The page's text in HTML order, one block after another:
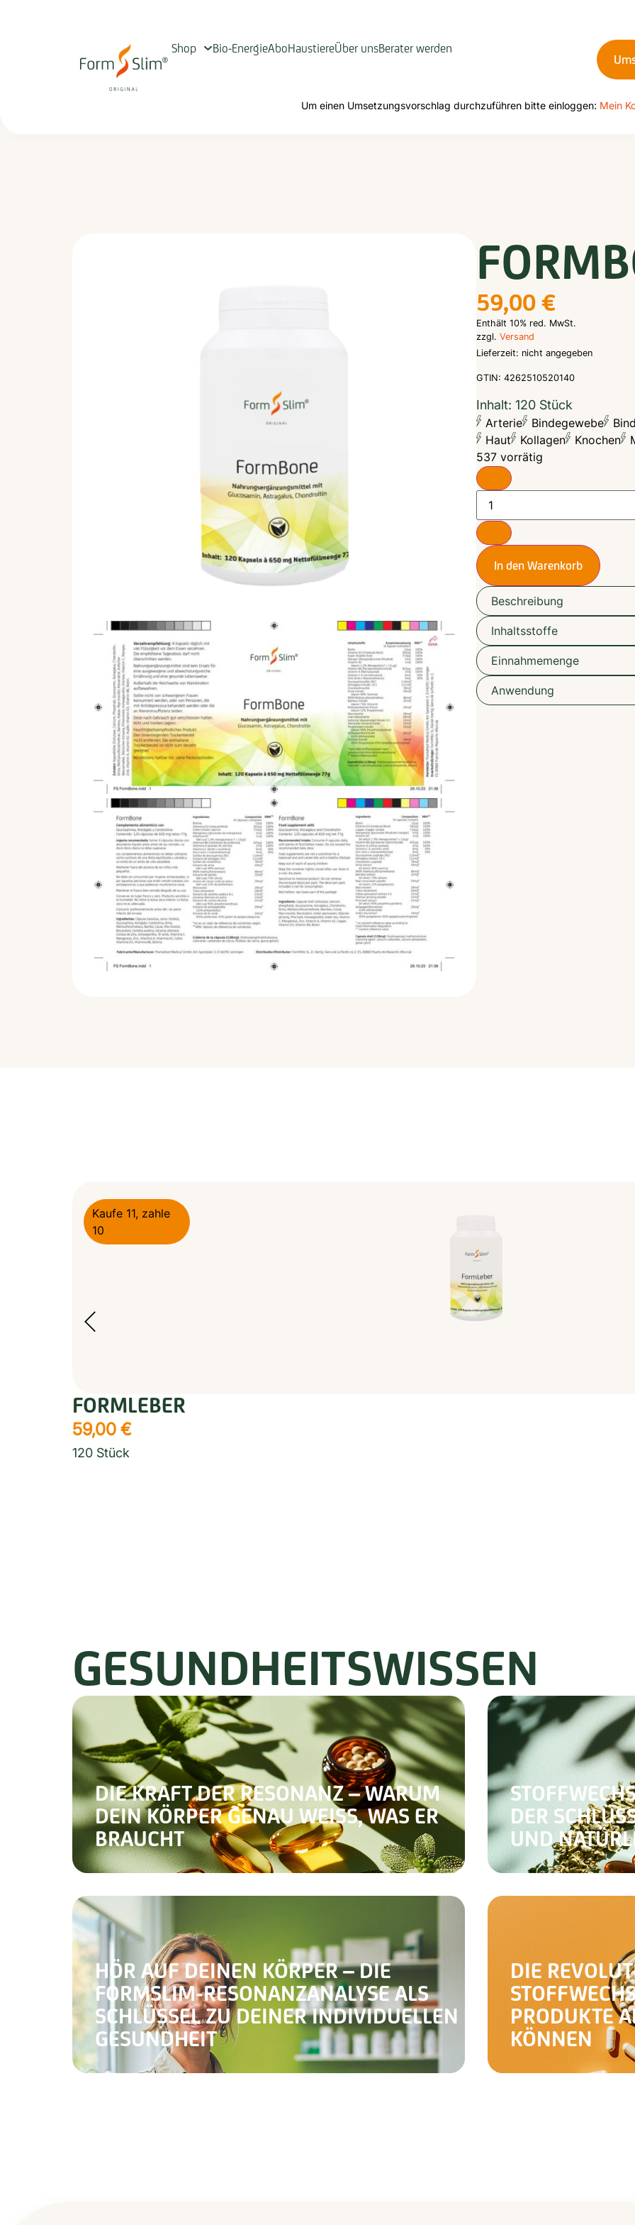
Shop Bio-EnergieAboHaustiereÜber unsBerater werden
Um einen Umsetzungsvorschlag durchzuführen bitte einloggen: Mein
59,00 €
Enthält 10% red. MwSt.
zzgl. Versand
Lieferzeit: nicht angegeben
GTIN: 4262510520140
Inhalt: 120 Stück
Arterie Bindegewebe
Haut
Kollagen Knochen
537 vorrätig
In den Warenkorb
Beschreibung
Inhaltsstoffe
Einnahmemenge
Anwendung
FORMLEBER
59,00 €
120 Stück
Kaufe 11, zahle
10
GESUNDHEITSWISSEN
DIE KRAFT DER RESONANZ – WARUM
DEIN KÖRPER GENAU WEISS, WAS ER B
RAUCHT
DER
UND
HÖR AUF DEINEN KÖRPER – DIE
FORMSLIM-RESONANZANALYSE ALS
SCHLÜSSEL ZU DEINER INDIVIDUELLEN
GESUNDHEIT
DIE
PRODUKTE
KÖNNEN